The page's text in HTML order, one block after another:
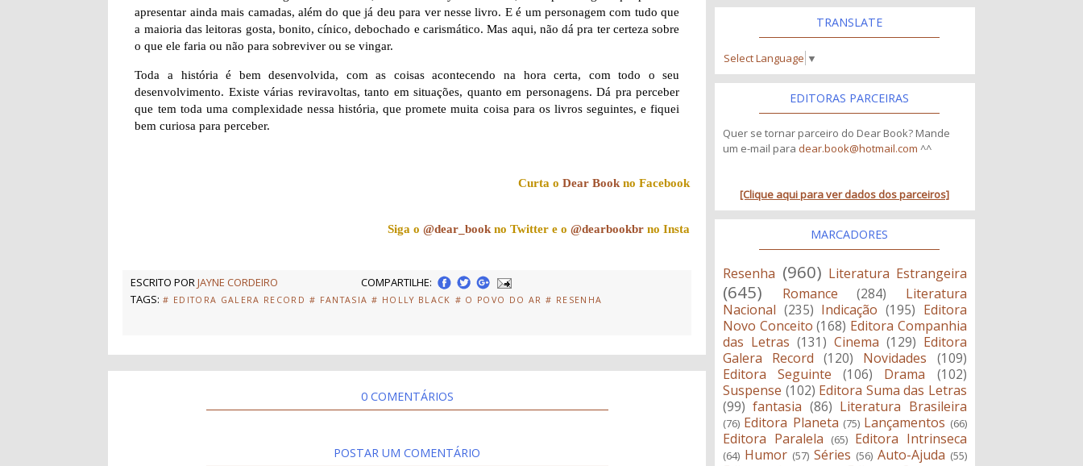
apresentar ainda mais camadas, além do que já deu para ver nesse livro. E é um personagem com tudo que
a maioria das leitoras gosta, bonito, cínico, debochado e carismático. Mas aqui, não dá pra ter certeza sobre
o que ele faria ou não para sobreviver ou se vingar.
Toda a história é bem desenvolvida, com as coisas acontecendo na hora certa, com todo o seu
desenvolvimento. Existe várias reviravoltas, tanto em situações, quanto em personagens. Dá pra perceber
que tem toda uma complexidade nessa história, que promete muita coisa para os livros seguintes, e fiquei
bem curiosa para perceber.
Curta oDear Book no Facebook
Siga o@dear_book no Twitter e o@dearbookbr no Insta
ESCRITO PORJAYNE CORDEIRO
COMPARTILHE:
TAGS: # EDITORA GALERA RECORD # FANTASIA # HOLLY BLACK # O POVO DO AR # RESENHA
0 COMENTÁRIOS
POSTAR UM COMENTÁRIO
TRANSLATE
Select Language ▼
EDITORAS PARCEIRAS
Quer se tornar parceiro do Dear Book? Mande
um e-mail para dear.book@hotmail.com ^^
[Clique aqui para ver dados dos parceiros]
MARCADORES
Resenha (960) Literatura Estrangeira
(645) Romance (284)
Literatura
Nacional (235) Indicação (195) Editora
Novo Conceito (168) Editora Companhia
das Letras (131) Cinema (129) Editora
Galera Record
(120) Novidades
(109)
Editora Seguinte
(106) Drama
(102)
Suspense (102) Editora Suma das Letras
(99) fantasia (86) Literatura Brasileira
(76) Editora Planeta (75) Lançamentos (66)
Editora Paralela (65) Editora Intrinseca
(64) Humor (57) Séries (56) Auto-Ajuda (55)